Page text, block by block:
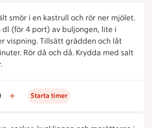
smör i en kastrull och rör ner mjölet.
dl (för 4 port) av buljongen, lite i
vispning. Tillsätt grädden och låt
Rör då och då. Krydda med salt
Starta timer